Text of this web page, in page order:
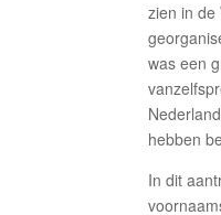
zien in de
was een
hebben
In dit